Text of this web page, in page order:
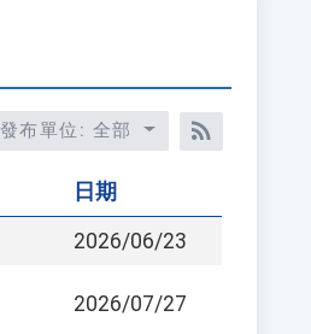
發布單位: 全部
RSS訂閱
日期
2026/06/23
2026/07/27